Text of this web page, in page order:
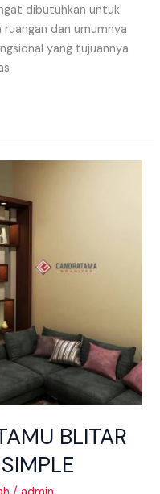
dibutuhkan untuk
dan umumnya
yang tujuannya
BLITAR